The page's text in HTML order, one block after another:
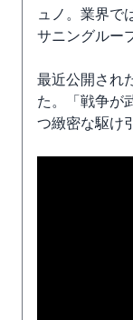
ュノ。業界で
サニングルー
最近公開され
た。「戦争が
つ緻密な駆け